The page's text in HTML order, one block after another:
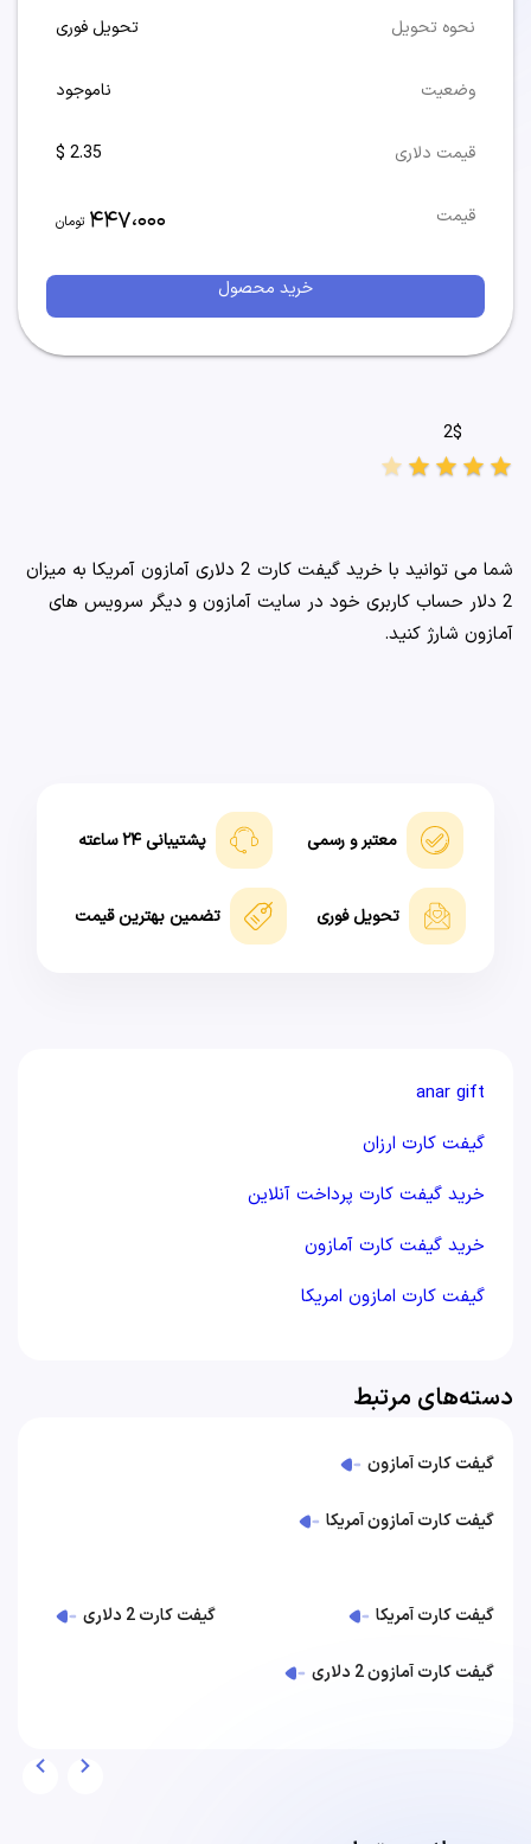
2$
star
star
star
star
star
شما می توانید با خرید گیفت کارت 2 دلاری آمازون آمریکا به میزان
2 دلار حساب کاربری خود در سایت آمازون و دیگر سرویس های
آمازون شارژ کنید.
معتبر و رسمی پشتیبانی ۲۴ ساعته
تحویل فوری تضمین بهترین قیمت
نحوه تحویل تحویل فوری
وضعیت ناموجود
قیمت دلاری 2.35 $
قیمت 447،000 تومان
خرید محصول
anar gift
گیفت کارت ارزان
خرید گیفت کارت پرداخت آنلاین
خرید گیفت کارت آمازون
گیفت کارت امازون امریکا
دسته‌های مرتبط
گیفت کارت آمازون
گیفت کارت آمازون آمریکا
گیفت کارت آمریکا
گیفت کارت آمازون 2 دلاری
گیفت کارت 2 دلاری